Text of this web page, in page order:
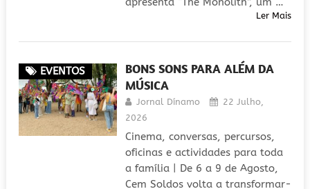
Ler Mais
EVENTOS
BONS SONS PARA ALÉM DA
MÚSICA
Jornal Dínamo
22 Julho,
2026
Cinema, conversas, percursos,
oficinas e actividades para toda
a família | De 6 a 9 de Agosto,
Cem Soldos volta a transformar-